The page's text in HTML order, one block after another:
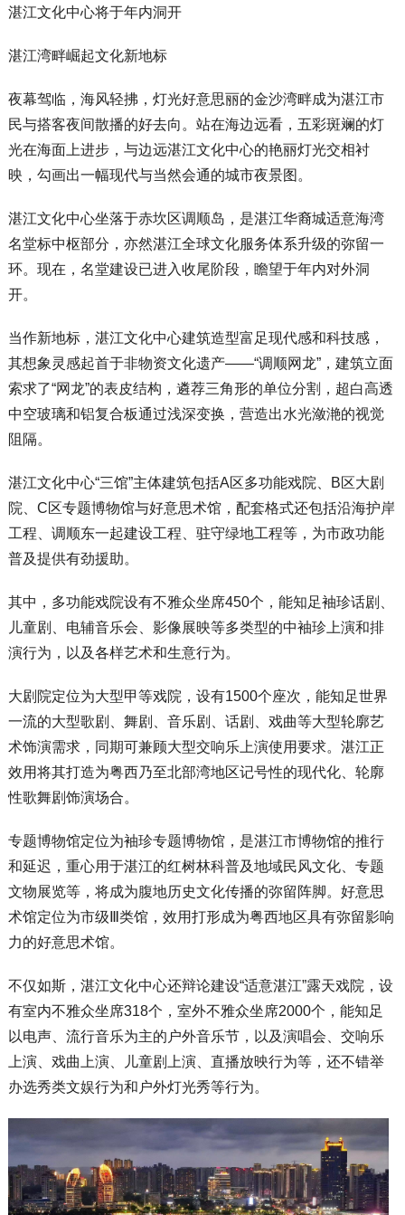
湛江文化中心将于年内洞开
湛江湾畔崛起文化新地标
夜幕驾临，海风轻拂，灯光好意思丽的金沙湾畔成为湛江市
民与搭客夜间散播的好去向。站在海边远看，五彩斑斓的灯
光在海面上进步，与边远湛江文化中心的艳丽灯光交相衬
映，勾画出一幅现代与当然会通的城市夜景图。
湛江文化中心坐落于赤坎区调顺岛，是湛江华裔城适意海湾
名堂标中枢部分，亦然湛江全球文化服务体系升级的弥留一
环。现在，名堂建设已进入收尾阶段，瞻望于年内对外洞
开。
当作新地标，湛江文化中心建筑造型富足现代感和科技感，
其想象灵感起首于非物资文化遗产——“调顺网龙”，建筑立面
索求了“网龙”的表皮结构，遴荐三角形的单位分割，超白高透
中空玻璃和铝复合板通过浅深变换，营造出水光潋滟的视觉
阻隔。
湛江文化中心“三馆”主体建筑包括A区多功能戏院、B区大剧
院、C区专题博物馆与好意思术馆，配套格式还包括沿海护岸
工程、调顺东一起建设工程、驻守绿地工程等，为市政功能
普及提供有劲援助。
其中，多功能戏院设有不雅众坐席450个，能知足袖珍话剧、
儿童剧、电辅音乐会、影像展映等多类型的中袖珍上演和排
演行为，以及各样艺术和生意行为。
大剧院定位为大型甲等戏院，设有1500个座次，能知足世界
一流的大型歌剧、舞剧、音乐剧、话剧、戏曲等大型轮廓艺
术饰演需求，同期可兼顾大型交响乐上演使用要求。湛江正
效用将其打造为粤西乃至北部湾地区记号性的现代化、轮廓
性歌舞剧饰演场合。
专题博物馆定位为袖珍专题博物馆，是湛江市博物馆的推行
和延迟，重心用于湛江的红树林科普及地域民风文化、专题
文物展览等，将成为腹地历史文化传播的弥留阵脚。好意思
术馆定位为市级Ⅲ类馆，效用打形成为粤西地区具有弥留影响
力的好意思术馆。
不仅如斯，湛江文化中心还辩论建设“适意湛江”露天戏院，设
有室内不雅众坐席318个，室外不雅众坐席2000个，能知足
以电声、流行音乐为主的户外音乐节，以及演唱会、交响乐
上演、戏曲上演、儿童剧上演、直播放映行为等，还不错举
办选秀类文娱行为和户外灯光秀等行为。